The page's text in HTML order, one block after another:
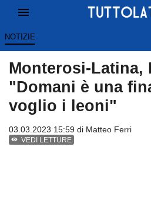
NOTIZIE
Monterosi-Latina,
"Domani è una
voglio i leoni"
03.03.2023 15:59 di Matteo Ferri
VEDI LETTURE